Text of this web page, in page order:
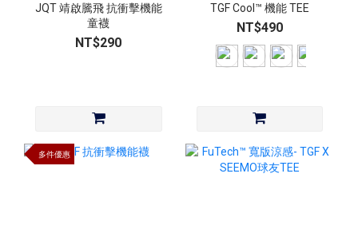
JQT 靖啟騰飛 抗衝擊機能
童襪
NT$290
TGF Cool™ 機能 TEE
NT$490
多件優惠